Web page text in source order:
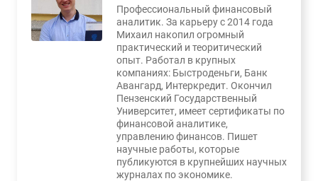
Профессиональный финансовый
аналитик. За карьеру с 2014 года
Михаил накопил огромный
практический и теоритический
опыт. Работал в крупных
компаниях: Быстроденьги, Банк
Авангард, Интеркредит. Окончил
Пензенский Государственный
Университет, имеет сертификаты по
финансовой аналитике,
управлению финансов. Пишет
научные работы, которые
публикуются в крупнейших научных
журналах по экономике.